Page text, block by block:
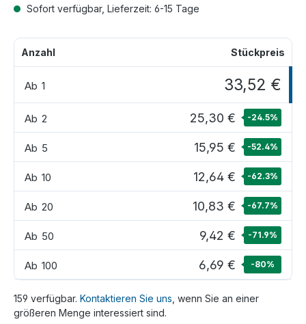
Sofort verfügbar, Lieferzeit: 6-15 Tage
Anzahl Stückpreis
Ab 1 33,52 €
Ab 2 25,30 € -24.5%
Ab 5 15,95 € -52.4%
Ab 10 12,64 € -62.3%
Ab 20 10,83 € -67.7%
Ab 50 9,42 € -71.9%
Ab 100 6,69 € -80%
159 verfügbar. Kontaktieren Sie uns , wenn Sie an einer
größeren Menge interessiert sind.